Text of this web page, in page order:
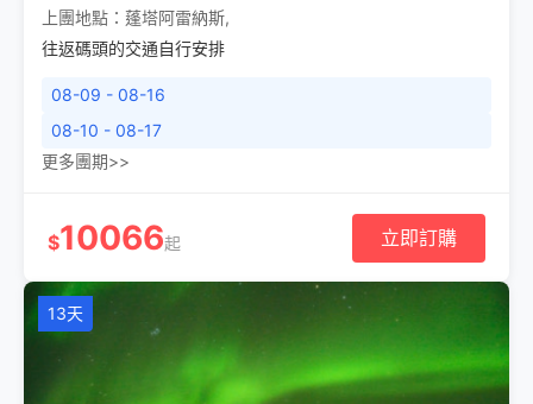
上團地點： 蓬塔阿雷納斯,
往返碼頭的交通自行安排
08-09 - 08-16
08-10 - 08-17
更多團期>>
$10066起 立即訂購
13天